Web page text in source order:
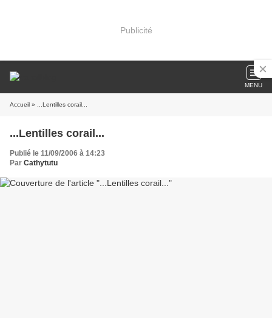
Publicité
MENU
Accueil » ...Lentilles corail...
...Lentilles corail...
Publié le 11/09/2006 à 14:23
Par Cathytutu